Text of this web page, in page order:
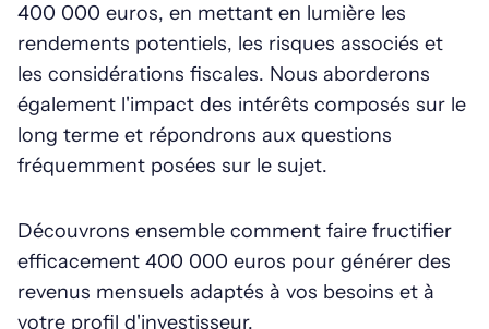
400 000 euros, en mettant en lumière les
rendements potentiels, les risques associés et
les considérations fiscales. Nous aborderons
également l'impact des intérêts composés sur le
long terme et répondrons aux questions
fréquemment posées sur le sujet.
Découvrons ensemble comment faire fructifier
efficacement 400 000 euros pour générer des
revenus mensuels adaptés à vos besoins et à
votre profil d'investisseur.